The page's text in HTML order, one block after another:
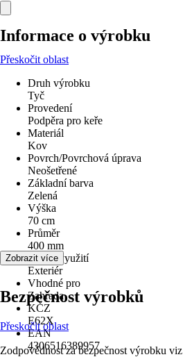
Informace o výrobku
Přeskočit oblast
Druh výrobku
Tyč
Provedení
Podpěra pro keře
Materiál
Kov
Povrch/Povrchová úprava
Neošetřené
Základní barva
Zelená
Výška
70 cm
Průměr
400 mm
Oblast využití
Exteriér
Vhodné pro
Zahrada
KČZ
E62X
EAN
4306516389957
Zobrazit více
Bezpečnost výrobků
Přeskočit oblast
Zodpovědnost za bezpečnost výrobku viz